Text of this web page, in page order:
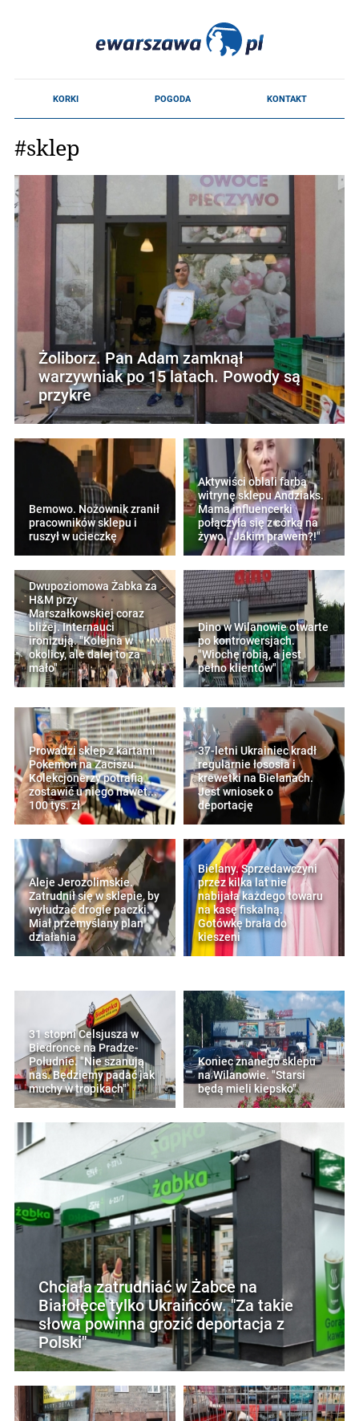
#sklep
Żoliborz. Pan Adam zamknął
warzywniak po 15 latach. Powody są
przykre
Bemowo. Nożownik zranił
pracowników sklepu i
ruszył w ucieczkę
Aktywiści oblali farbą
witrynę sklepu Andziaks.
Mama influencerki
połączyła się z córką na
żywo. "Jakim prawem?!"
Dwupoziomowa Żabka za
H&M przy
Marszałkowskiej coraz
bliżej. Internauci
ironizują. "Kolejna w
okolicy, ale dalej to za
mało"
Dino w Wilanowie otwarte
po kontrowersjach.
"Wiochę robią, a jest
pełno klientów"
Prowadzi sklep z kartami
Pokemon na Zaciszu.
Kolekcjonerzy potrafią
zostawić u niego nawet...
100 tys. zł
37-letni Ukrainiec kradł
regularnie łososia i
krewetki na Bielanach.
Jest wniosek o
deportację
Aleje Jerozolimskie.
Zatrudnił się w sklepie, by
wyłudzać drogie paczki.
Miał przemyślany plan
działania
Bielany. Sprzedawczyni
przez kilka lat nie
nabijała każdego towaru
na kasę fiskalną.
Gotówkę brała do
kieszeni
31 stopni Celsjusza w
Biedronce na Pradze-
Południe. "Nie szanują
nas. Będziemy padać jak
muchy w tropikach"
Koniec znanego sklepu
na Wilanowie. "Starsi
będą mieli kiepsko"
Chciała zatrudniać w Żabce na
Białołęce tylko Ukraińców. "Za takie
słowa powinna grozić deportacja z
Polski"